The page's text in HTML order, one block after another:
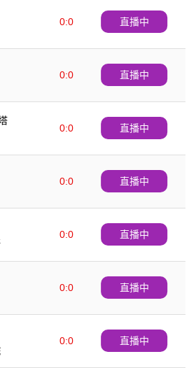
0:0
直播中
0:0
直播中
0:0
直播中
0:0
直播中
0:0
直播中
0:0
直播中
0:0
直播中